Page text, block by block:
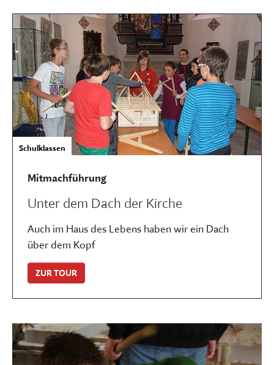
Schulklassen
Mitmachführung
Unter dem Dach der Kirche
Auch im Haus des Lebens haben wir ein Dach
über dem Kopf
ZUR TOUR